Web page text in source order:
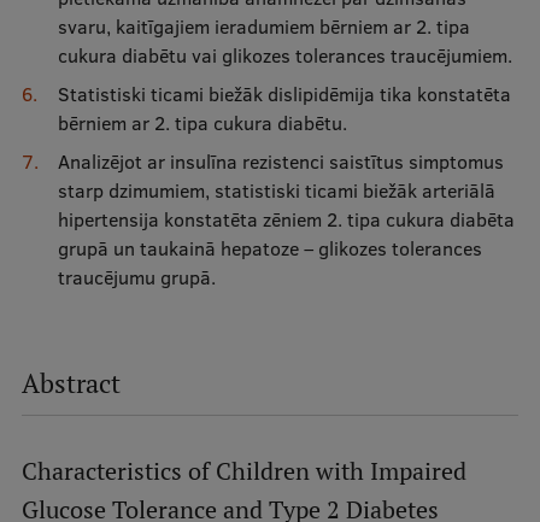
svaru, kaitīgajiem ieradumiem bērniem ar 2. tipa
cukura diabētu vai glikozes tolerances traucējumiem.
Statistiski ticami biežāk dislipidēmija tika konstatēta
bērniem ar 2. tipa cukura diabētu.
Analizējot ar insulīna rezistenci saistītus simptomus
starp dzimumiem, statistiski ticami biežāk arteriālā
hipertensija konstatēta zēniem 2. tipa cukura diabēta
grupā un taukainā hepatoze – glikozes tolerances
traucējumu grupā.
Abstract
Characteristics of Children with Impaired
Glucose Tolerance and Type 2 Diabetes